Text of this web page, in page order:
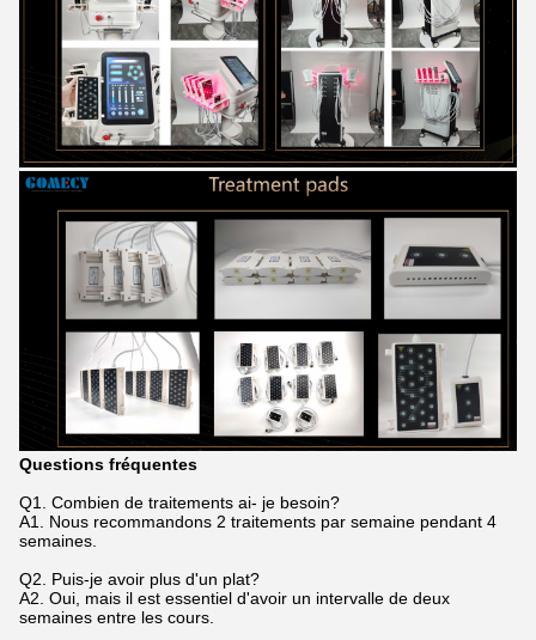
Questions fréquentes
Q1. Combien de traitements ai- je besoin?
A1. Nous recommandons 2 traitements par semaine pendant 4
semaines.
Q2. Puis-je avoir plus d'un plat?
A2. Oui, mais il est essentiel d'avoir un intervalle de deux
semaines entre les cours.